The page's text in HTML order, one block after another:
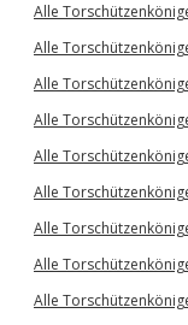
Alle
Alle
Alle
Alle
Alle
Alle
Alle
Alle
Alle